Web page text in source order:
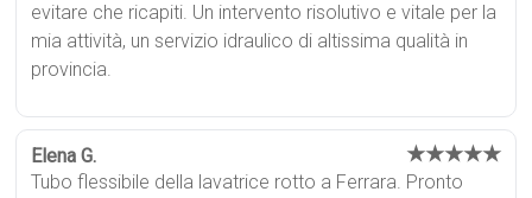
evitare che ricapiti. Un intervento risolutivo e vitale per la
mia attività, un servizio idraulico di altissima qualità in
provincia.
Elena G. ★★★★★
Tubo flessibile della lavatrice rotto a Ferrara. Pronto